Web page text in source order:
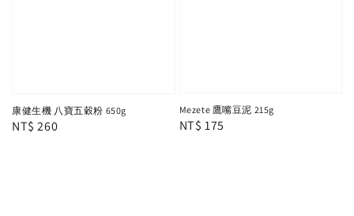
康健生機 八寶五穀粉 650g
Regular
NT$ 260
Mezete 鷹嘴豆泥 215g
Regular
NT$ 175